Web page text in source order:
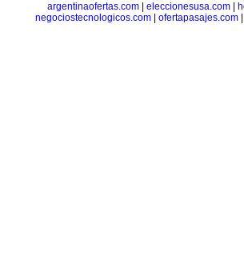
argentinaofertas.com| eleccionesusa.com|
negociostecnologicos.com
ofertapasajes.com